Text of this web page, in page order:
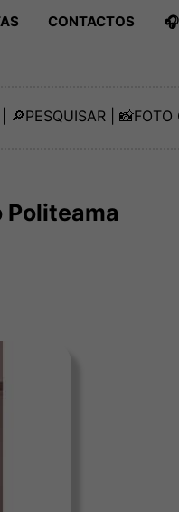
CONTACTOS
| 🔎PESQUISAR | 📸FOTO
Politeama